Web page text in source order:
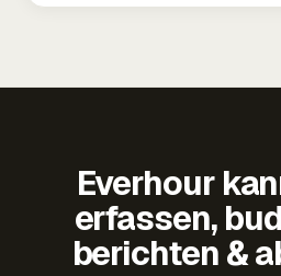
Everhour
erfassen,
berichten &